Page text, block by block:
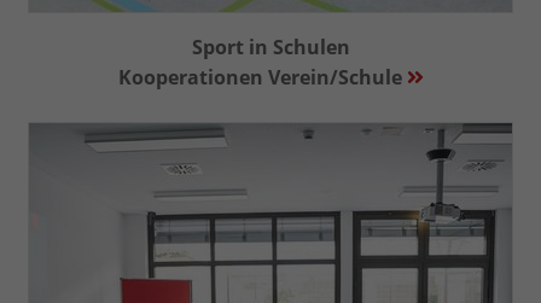
Sport in Schulen
Kooperationen Verein/Schule